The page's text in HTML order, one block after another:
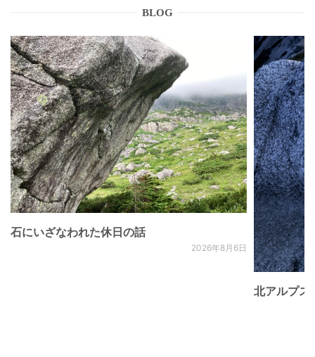
BLOG
石にいざなわれた休日の話
2026年8月6日
北アルプ